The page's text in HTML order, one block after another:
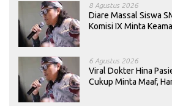
8 Agustus 2026
Diare Massal Siswa
Komisi IX Minta
6 Agustus 2026
Viral Dokter Hina
Cukup Minta Maaf,